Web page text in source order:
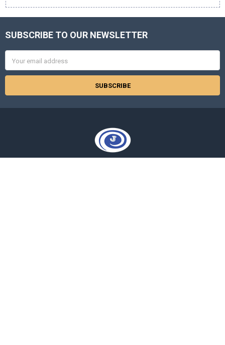
Footer
SUBSCRIBE TO OUR NEWSLETTER
Address